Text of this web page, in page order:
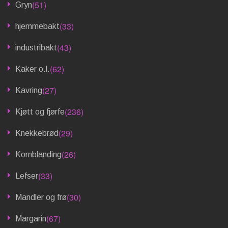
Gryn(51)
hjemmebakt(33)
industribakt(43)
Kaker o.l.(62)
Kavring(27)
Kjøtt og fjørfe(236)
Knekkebrød(29)
Kornblanding(26)
Lefser(33)
Mandler og frø(30)
Margarin(67)